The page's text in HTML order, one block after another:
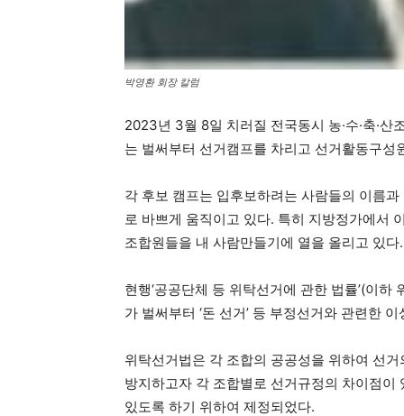
박영환 회장 칼럼
2023년 3월 8일 치러질 전국동시 농·수·축·
는 벌써부터 선거캠프를 차리고 선거활동구
각 후보 캠프는 입후보하려는 사람들의 이름
로 바쁘게 움직이고 있다. 특히 지방정가에서
조합원들을 내 사람만들기에 열을 올리고 있다.
현행‘공공단체 등 위탁선거에 관한 법률’(이
가 벌써부터 ‘돈 선거’ 등 부정선거와 관련한
위탁선거법은 각 조합의 공공성을 위하여 선
방지하고자 각 조합별로 선거규정의 차이점
있도록 하기 위하여 제정되었다.